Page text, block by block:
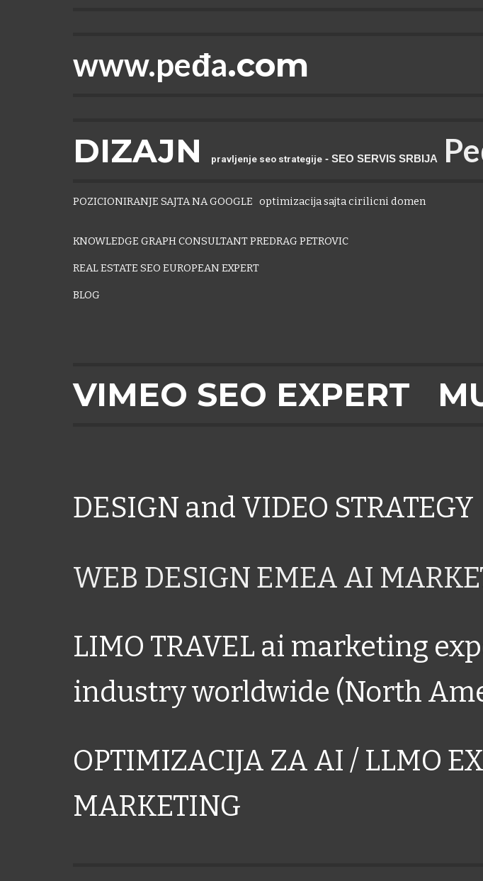
www.peđa.com
DIZAJN pravljenje seo strategije- SEO SERVIS SRBIJA P
POZICIONIRANJE SAJTA NA GOOGLE optimizacija sajta cirilicni domen
KNOWLEDGE GRAPH CONSULTANT PREDRAG PETROVIC
REAL ESTATE SEO EUROPEAN EXPERT
BLOG
VIMEO SEO EXPERT
DESIGN and VIDEO STRATEGY
WEB DESIGN EMEA AI
LIMO TRAVEL ai marketing
industry worldwide (North
OPTIMIZACIJA ZA AI / LLMO
MARKETING